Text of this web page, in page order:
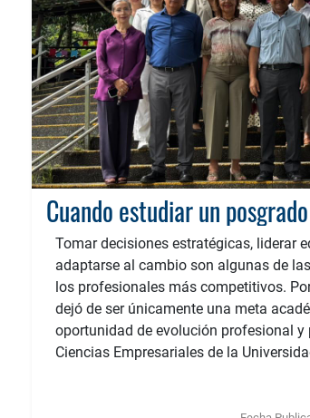
Tomar decisiones estratégicas, liderar
adaptarse al cambio son algunas de
los profesionales más competitivos.
dejó de ser únicamente una meta
oportunidad de evolución profesional y
Ciencias Empresariales de la